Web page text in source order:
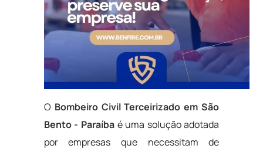
O Bombeiro Civil Terceirizado em São
Bento - Paraíbaé uma solução adotada
por empresas que necessitam de